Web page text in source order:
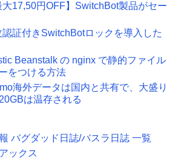
大17,50円OFF】SwitchBot製品がセー
認証付きSwitchBotロックを導入した
Beanstalk の nginx で静的ファイル
をつける方法
海外データは国内と共有で、大盛り
は温存される
バグダッド日誌/バスラ日誌 一覧
ックス